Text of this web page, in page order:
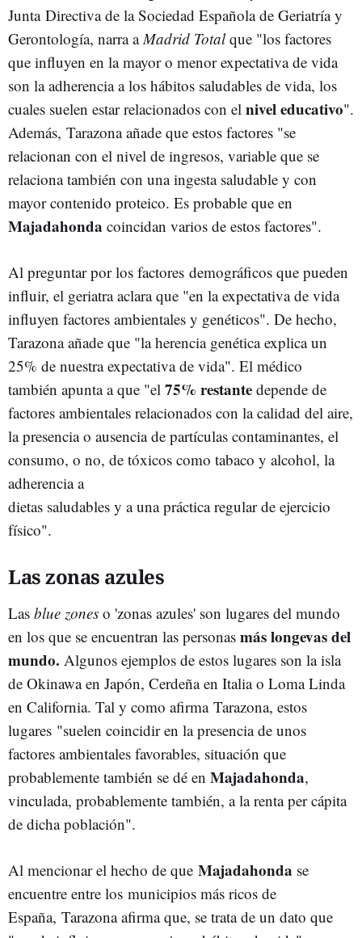
Junta Directiva de la Sociedad Española de Geriatría y
Gerontología, narra aMadrid Totalque "los factores
que influyen en la mayor o menor expectativa de vida
son la adherencia a los hábitos saludables de vida, los
cuales suelen estar relacionados con el nivel educativo".
Además, Tarazona añade que estos factores "se
relacionan con el nivel de ingresos, variable que se
relaciona también con una ingesta saludable y con
mayor contenido proteico. Es probable que en
Majadahonda coincidan varios de estos factores".
Al preguntar por los factores demográficos que pueden
influir, el geriatra aclara que "en la expectativa de vida
influyen factores ambientales y genéticos". De hecho,
Tarazona añade que "la herencia genética explica un
25% de nuestra expectativa de vida". El médico
también apunta a que "el 75% restante depende de
factores ambientales relacionados con la calidad del aire,
la presencia o ausencia de partículas contaminantes, el
consumo, o no, de tóxicos como tabaco y alcohol, la
adherencia a
dietas saludables y a una práctica regular de ejercicio
físico".
Las zonas azules
Las blue zones o 'zonas azules' son lugares del mundo
en los que se encuentran las personas más longevas del
mundo. Algunos ejemplos de estos lugares son la isla
de Okinawa en Japón, Cerdeña en Italia o Loma Linda
en California. Tal y como afirma Tarazona, estos
lugares "suelen coincidir en la presencia de unos
factores ambientales favorables, situación que
probablemente también se dé en Majadahonda,
vinculada, probablemente también, a la renta per cápita
de dicha población".
Al mencionar el hecho de que Majadahonda se
encuentre entre los municipios más ricos de
España, Tarazona afirma que, se trata de un dato que